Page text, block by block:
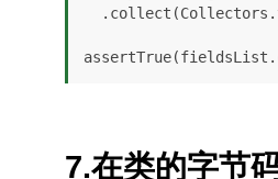
7.在类的字节